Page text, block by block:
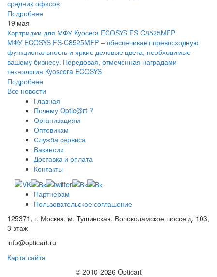
средних офисов
Подробнее
19 мая
Картриджи для МФУ Kyocera ECOSYS FS-C8525MFP
МФУ ECOSYS FS-C8525MFP – обеспечивает превосходную
функциональность и яркие деловые цвета, необходимые
вашему бизнесу. Передовая, отмеченная наградами
технология Kyoscera ECOSYS
Подробнее
Все новости
Главная
Почему Optic@rt ?
Организациям
Оптовикам
Служба сервиса
Вакансии
Доставка и оплата
Контакты
Партнерам
Пользовательское соглашение
125371, г. Москва, м. Тушинская, Волоколамское шоссе д. 103,
3 этаж
info@opticart.ru
Карта сайта
© 2010-2026 Opticart